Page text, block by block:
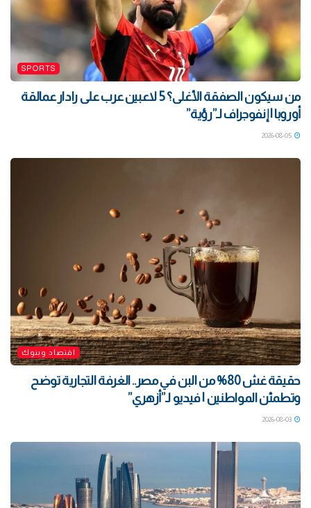
SPORTS
من سيكون الصفقة الأغلى؟ 5 لاعبين عرب على رادار عمالقة
أوروبا | إنفوجراف لـ”رؤية”
2026-08-05
اقتصاد وبنوك
حقيقة غش 80% من البن في مصر.. الغرفة التجارية توضح
وتطمئن المواطنين | فيديو لـ”أزهري”
2026-08-03